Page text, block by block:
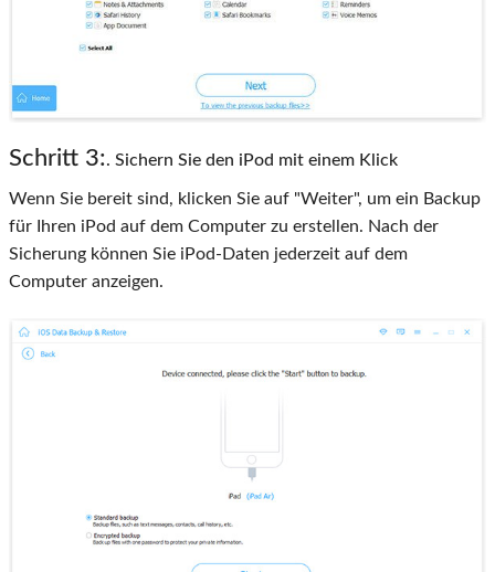
Schritt 3:. Sichern Sie den iPod mit einem Klick
Wenn Sie bereit sind, klicken Sie auf "Weiter", um ein Backup
für Ihren iPod auf dem Computer zu erstellen. Nach der
Sicherung können Sie iPod-Daten jederzeit auf dem
Computer anzeigen.